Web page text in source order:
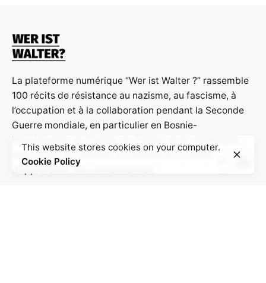
La plateforme numérique “Wer ist Walter ?” rassemble
100 récits de résistance au nazisme, au fascisme, à
l’occupation et à la collaboration pendant la Seconde
Guerre mondiale, en particulier en Bosnie-
Herzégovine, en Croatie, en France et en Allemagne,
dans le but de stimuler la curiosité et la réflexion et
d’approfondir les connaissances.
This website stores cookies on your computer.
Cookie Policy